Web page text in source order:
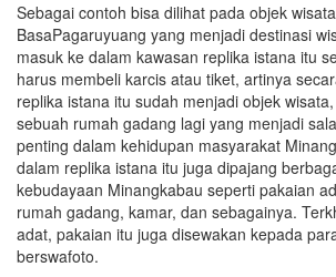
Sebagai contoh bisa dilihat pada objek
BasaPagaruyuang yang menjadi destinasi
masuk ke dalam kawasan replika istana itu
harus membeli karcis atau tiket, artinya
replika istana itu sudah menjadi objek
sebuah rumah gadang lagi yang menjadi
penting dalam kehidupan masyarakat
dalam replika istana itu juga dipajang
kebudayaan Minangkabau seperti pakaian
rumah gadang, kamar, dan sebagainya.
adat, pakaian itu juga disewakan kepada
berswafoto.